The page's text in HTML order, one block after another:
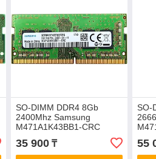
SO-DIMM DDR4 8Gb
2400Mhz Samsung
M471A1K43BB1-CRC
35 900₸
SO-
55